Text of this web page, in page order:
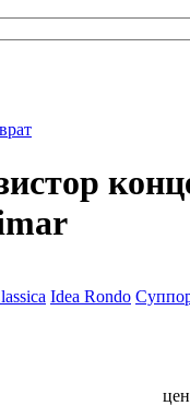
Idea Rondo